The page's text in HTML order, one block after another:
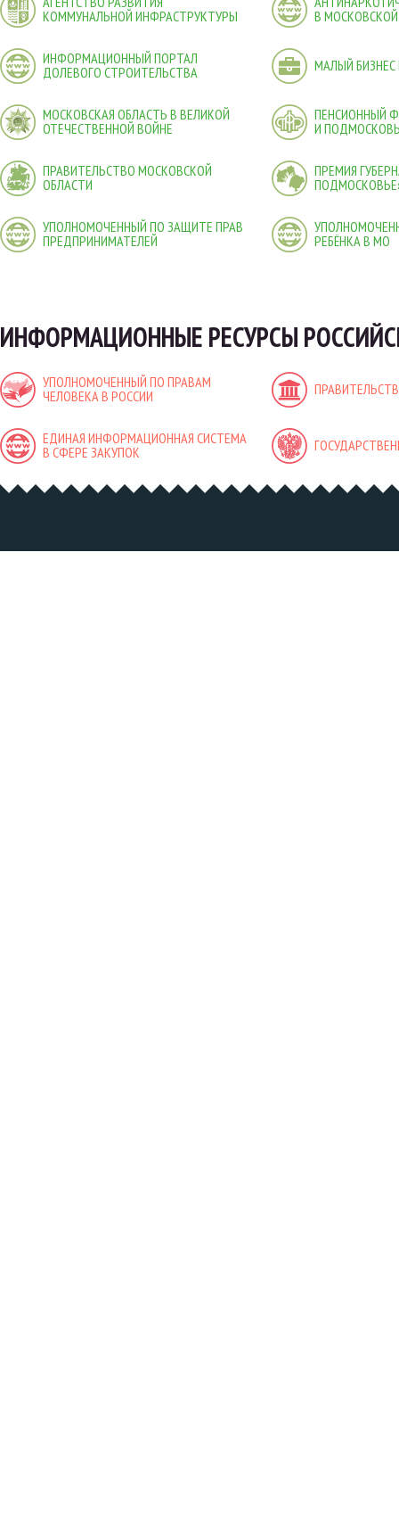
КОММУНАЛЬНОЙ ИНФРАСТРУКТУРЫ
В
ИНФОРМАЦИОННЫЙ ПОРТАЛ
ДОЛЕВОГО СТРОИТЕЛЬСТВА
МАЛЫЙ
МОСКОВСКАЯ ОБЛАСТЬ В ВЕЛИКОЙ
ОТЕЧЕСТВЕННОЙ ВОЙНЕ
ПЕНСИОННЫЙ
И
ПРАВИТЕЛЬСТВО МОСКОВСКОЙ
ОБЛАСТИ
ПРЕМИЯ
УПОЛНОМОЧЕННЫЙ ПО ЗАЩИТЕ ПРАВ
ПРЕДПРИНИМАТЕЛЕЙ
РЕБЁНКА В МО
ИНФОРМАЦИОННЫЕ РЕСУРСЫ
УПОЛНОМОЧЕННЫЙ ПО ПРАВАМ
ЧЕЛОВЕКА В РОССИИ
ЕДИНАЯ ИНФОРМАЦИОННАЯ СИСТЕМА
В СФЕРЕ ЗАКУПОК